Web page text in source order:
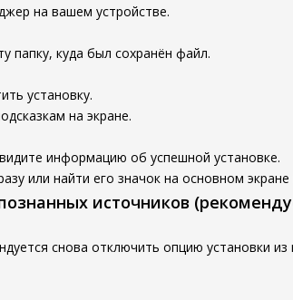
на вашем устройстве.
папку, куда был сохранён файл.
установку.
на экране.
информацию об успешной установке.
или найти его значок на основном
источников
снова отключить опцию установки из